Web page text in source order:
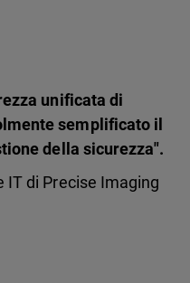
unificata di
semplificato il
della sicurezza".
IT di Precise Imaging